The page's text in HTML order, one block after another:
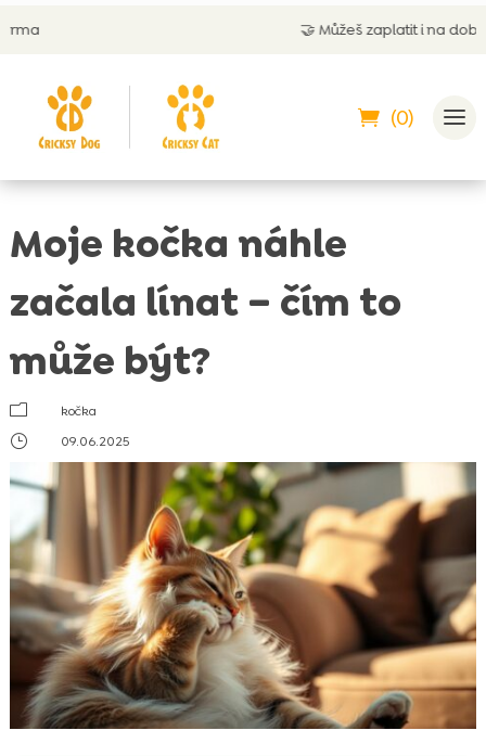
Můžeš zaplatit i na dobírku
(0)
Moje kočka náhle
začala línat – čím to
může být?
m
kočka
}
09.06.2025